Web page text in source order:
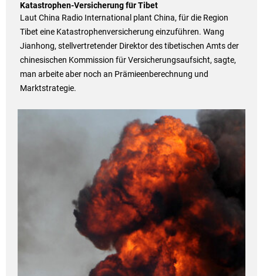
Katastrophen-Versicherung für Tibet
Laut China Radio International plant China, für die Region
Tibet eine Katastrophenversicherung einzuführen. Wang
Jianhong, stellvertretender Direktor des tibetischen Amts der
chinesischen Kommission für Versicherungsaufsicht, sagte,
man arbeite aber noch an Prämieenberechnung und
Marktstrategie.